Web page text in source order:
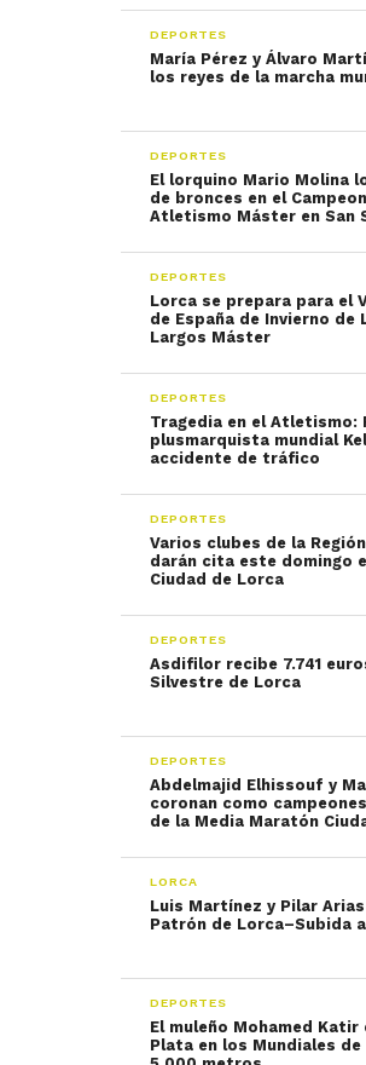
DEPORTES
María Pérez y Álvaro
los reyes de la marcha
DEPORTES
El lorquino Mario Molina
de bronces en el
Atletismo Máster en San
DEPORTES
Lorca se prepara para el
de España de Invierno de
Largos Máster
DEPORTES
Tragedia en el Atletismo:
plusmarquista mundial
accidente de tráfico
DEPORTES
Varios clubes de la
darán cita este domingo
Ciudad de Lorca
DEPORTES
Asdifilor recibe 7.741
Silvestre de Lorca
DEPORTES
Abdelmajid Elhissouf y
coronan como
de la Media Maratón
LORCA
Luis Martínez y Pilar
Patrón de Lorca–Subida
DEPORTES
El muleño Mohamed
Plata en los Mundiales